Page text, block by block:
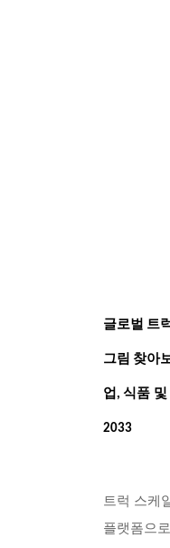
글로벌 트
그림 찾아
업, 식품
2033
트럭 스케
플랫폼으